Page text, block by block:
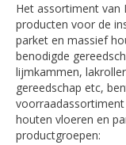
Het assortiment van
producten voor de
parket en massief
benodigde
lijmkammen,
gereedschap etc,
houten vloeren en
productgroepen: